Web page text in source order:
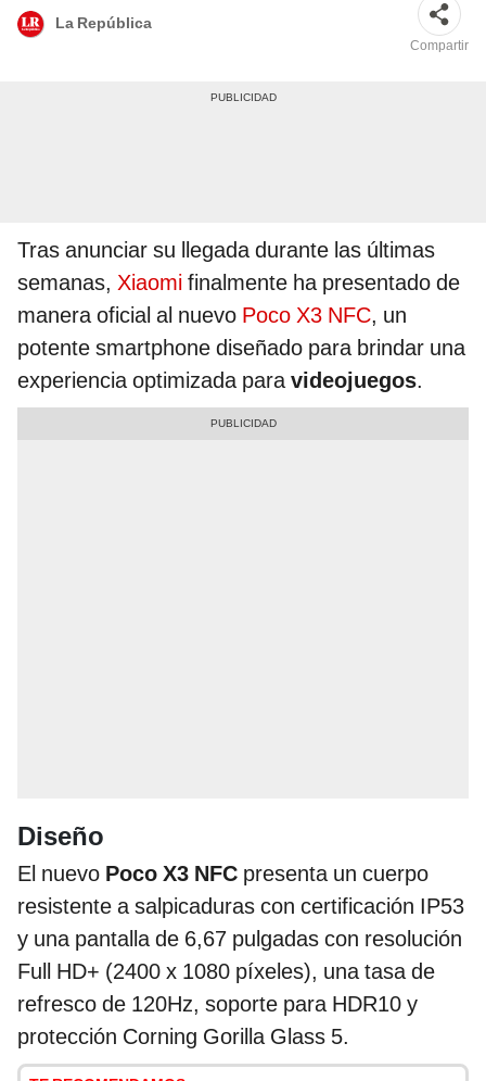
La República
Compartir
Tras anunciar su llegada durante las últimas
semanas, Xiaomi finalmente ha presentado de
manera oficial al nuevo Poco X3 NFC, un
potente smartphone diseñado para brindar una
experiencia optimizada paravideojuegos.
Diseño
El nuevo Poco X3 NFC presenta un cuerpo
resistente a salpicaduras con certificación IP53
y una pantalla de 6,67 pulgadas con resolución
Full HD+ (2400 x 1080 píxeles), una tasa de
refresco de 120Hz, soporte para HDR10 y
protección Corning Gorilla Glass 5.